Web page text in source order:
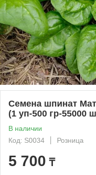
Семена шпинат
(1 уп-500 гр-55000
В наличии
Код: S0034
Розница
5 700 ₸